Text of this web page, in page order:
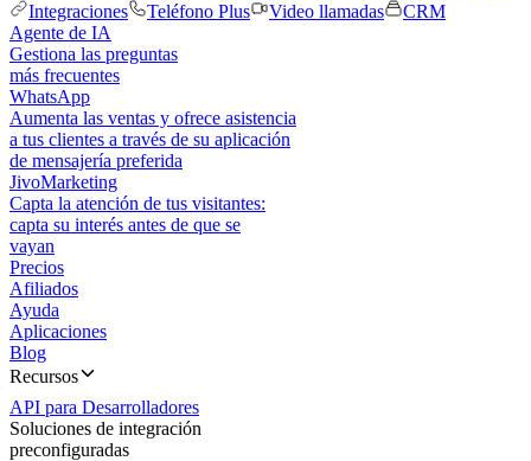
Integraciones
Teléfono Plus Video llamadas
CRM
Agente de IA
Gestiona las preguntas
más frecuentes
WhatsApp
Aumenta las ventas y ofrece asistencia
a tus clientes a través de su aplicación
de mensajería preferida
JivoMarketing
Capta la atención de tus visitantes:
capta su interés antes de que se
vayan
Precios
Afiliados
Ayuda
Aplicaciones
Blog
Recursos
API para Desarrolladores
Soluciones de integración
preconfiguradas